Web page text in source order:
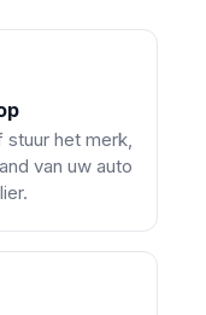
stuur het merk,
van uw auto